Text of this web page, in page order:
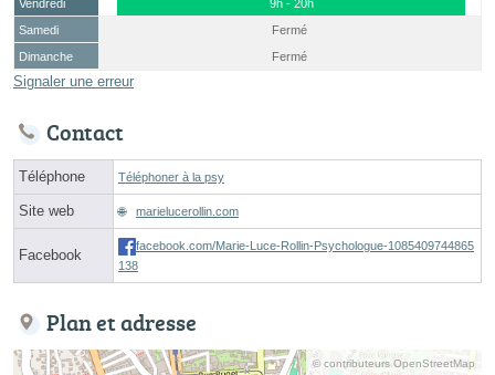
Vendredi
9h - 20h
Samedi
Fermé
Dimanche
Fermé
Signaler une erreur
Contact
Téléphone Téléphoner à la psy
Site web marielucerollin.com
Facebook
facebook.com/Marie-Luce-Rollin-Psychologue-1085409744865
138
Plan et adresse
© contributeurs OpenStreetMap